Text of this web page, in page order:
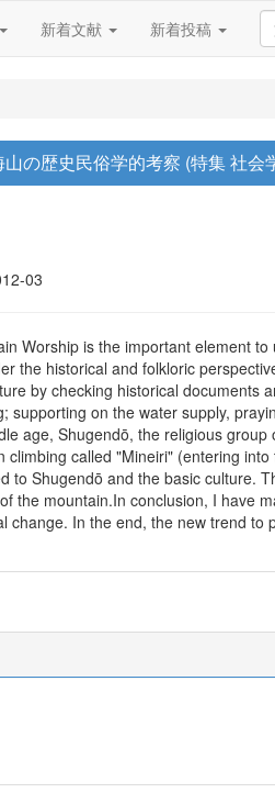
新着文献 新着投稿
の歴史民俗学的考察 (特集 社
03
Worship is the important element
the historical and folkloric
by checking historical
on the water supply,
age, Shugendō, the religious
called "Mineiri" (entering
to Shugendō and the basic culture.
the mountain.In conclusion, I have
change. In the end, the new trend